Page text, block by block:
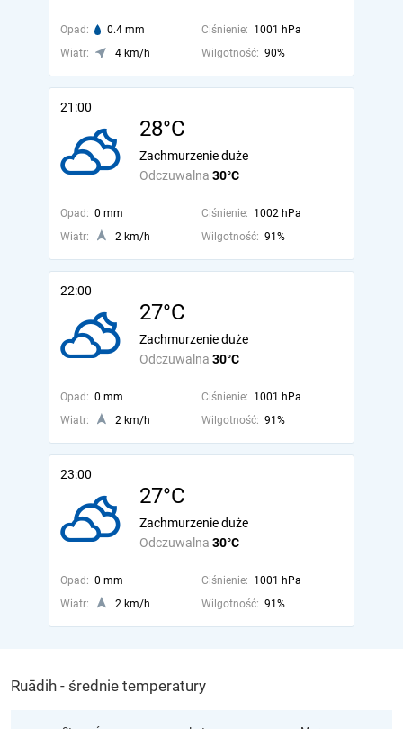
Opad: 0.4 mm Ciśnienie: 1001 hPa
Wiatr:
4 km/h Wilgotność: 90%
21:00
28°C
Odczuwalna 30°C
Zachmurzenie duże
Opad: 0 mm Ciśnienie: 1002 hPa
Wiatr:
2 km/h Wilgotność: 91%
22:00
27°C
Odczuwalna 30°C
Zachmurzenie duże
Opad: 0 mm Ciśnienie: 1001 hPa
Wiatr:
2 km/h Wilgotność: 91%
23:00
27°C
Odczuwalna 30°C
Zachmurzenie duże
Opad: 0 mm Ciśnienie: 1001 hPa
Wiatr:
2 km/h Wilgotność: 91%
Ruādih - średnie temperatury